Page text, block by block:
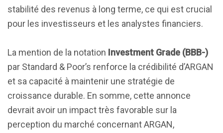
stabilité des revenus à long terme, ce qui est crucial
pour les investisseurs et les analystes financiers.
La mention de la notation Investment Grade (BBB-)
par Standard & Poor’s renforce la crédibilité d’ARGAN
et sa capacité à maintenir une stratégie de
croissance durable. En somme, cette annonce
devrait avoir un impact très favorable sur la
perception du marché concernant ARGAN,